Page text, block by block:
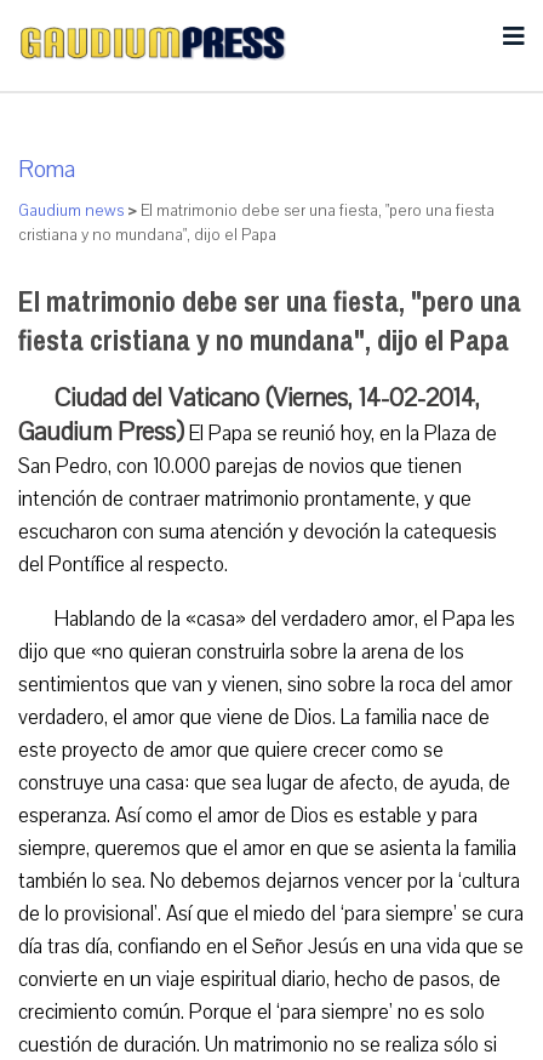
Roma
Gaudium news > El matrimonio debe ser una fiesta, "pero una fiesta
cristiana y no mundana", dijo el Papa
El matrimonio debe ser una fiesta, "pero una
fiesta cristiana y no mundana", dijo el Papa
Ciudad del Vaticano (Viernes, 14-02-2014,
Gaudium Press)El Papa se reunió hoy, en la Plaza de
San Pedro, con 10.000 parejas de novios que tienen
intención de contraer matrimonio prontamente, y que
escucharon con suma atención y devoción la catequesis
del Pontífice al respecto.
Hablando de la «casa» del verdadero amor, el Papa les
dijo que «no quieran construirla sobre la arena de los
sentimientos que van y vienen, sino sobre la roca del amor
verdadero, el amor que viene de Dios. La familia nace de
este proyecto de amor que quiere crecer como se
construye una casa: que sea lugar de afecto, de ayuda, de
esperanza. Así como el amor de Dios es estable y para
siempre, queremos que el amor en que se asienta la familia
también lo sea. No debemos dejarnos vencer por la ‘cultura
de lo provisional’. Así que el miedo del ‘para siempre’ se cura
día tras día, confiando en el Señor Jesús en una vida que se
convierte en un viaje espiritual diario, hecho de pasos, de
crecimiento común. Porque el ‘para siempre’ no es solo
cuestión de duración. Un matrimonio no se realiza sólo si